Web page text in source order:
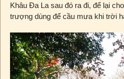
Khâu Đa La sau đó ra đi, để lại
trượng dùng để cầu mưa khi trời